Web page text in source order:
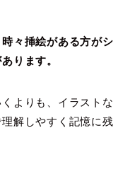
時々挿絵がある方がシ
ります。
よりも、イラストな
解しやすく記憶に残